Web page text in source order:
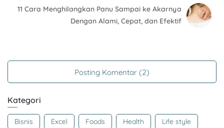
11 Cara Menghilangkan Panu Sampai ke Akarnya
Dengan Alami, Cepat, dan Efektif
Posting Komentar (2)
Kategori
Bisnis Excel Foods Health Life style